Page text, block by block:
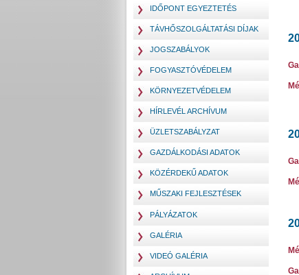
IDŐPONT EGYEZTETÉS
TÁVHŐSZOLGÁLTATÁSI DÍJAK
JOGSZABÁLYOK
FOGYASZTÓVÉDELEM
KÖRNYEZETVÉDELEM
HÍRLEVÉL ARCHÍVUM
ÜZLETSZABÁLYZAT
GAZDÁLKODÁSI ADATOK
KÖZÉRDEKŰ ADATOK
MŰSZAKI FEJLESZTÉSEK
PÁLYÁZATOK
GALÉRIA
VIDEÓ GALÉRIA